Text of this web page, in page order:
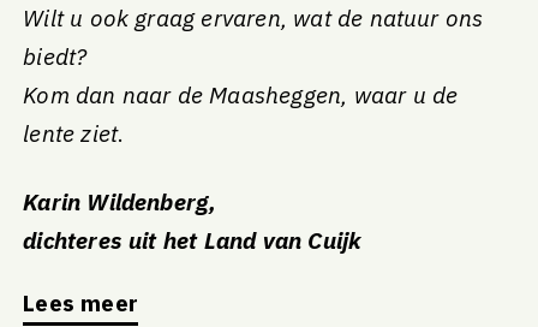
Wilt u ook graag ervaren, wat de natuur ons
biedt?
Kom dan naar de Maasheggen, waar u de
lente ziet.
Karin Wildenberg,
dichteres uit het Land van Cuijk
Lees meer